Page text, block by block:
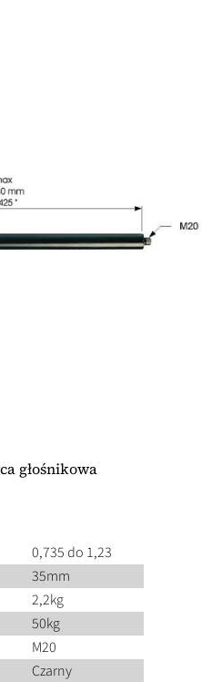
głośnikowa
0,735 do 1,23
35mm
2,2kg
50kg
M20
Czarny